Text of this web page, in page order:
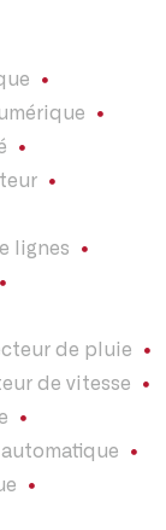
lignes
de pluie
de vitesse